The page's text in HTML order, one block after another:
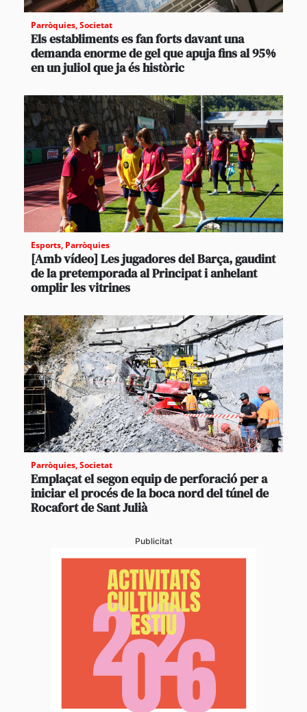
Parròquies,Societat
Els establiments es fan forts davant una
demanda enorme de gel que apuja fins al 95%
en un juliol que ja és històric
Esports, Parròquies
[Amb vídeo] Les jugadores del Barça, gaudint
de la pretemporada al Principat i anhelant
omplir les vitrines
Parròquies,Societat
Emplaçat el segon equip de perforació per a
iniciar el procés de la boca nord del túnel de
Rocafort de Sant Julià
Publicitat